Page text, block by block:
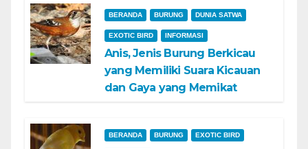
BERANDA BURUNG DUNIA SATWA
EXOTIC BIRD INFORMASI
Anis, Jenis Burung Berkicau
yang Memiliki Suara Kicauan
dan Gaya yang Memikat
BERANDA BURUNG EXOTIC BIRD